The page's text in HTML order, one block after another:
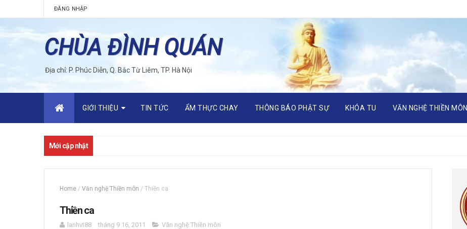
ĐĂNG NHẬP
CHÙA ĐÌNH QUÁN
Địa chỉ: P. Phúc Diễn, Q. Bắc Từ Liêm, TP. Hà Nội
GIỚI THIỆU TIN TỨC ẨM THỰC CHAY THÔNG BÁO PHẬT SỰ KHÓA TU VĂN NGHỆ THIỀN MÔN
Mới cập nhật
Home / Văn nghệ Thiền môn / Thiền ca
Thiền ca
lanhvt88 tháng 9 16, 2011 Văn nghệ Thiền môn